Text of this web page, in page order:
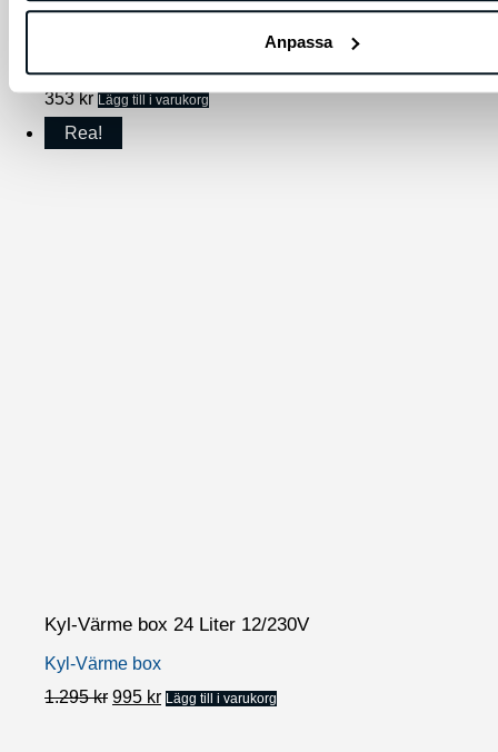
Anpassa
353kr Lägg till i varukorg
Rea!
Kyl-Värme box 24 Liter 12/230V
Kyl-Värme box
1.295kr Det
ursprungliga
995 krDet
nuvarande
Lägg till i varukorg